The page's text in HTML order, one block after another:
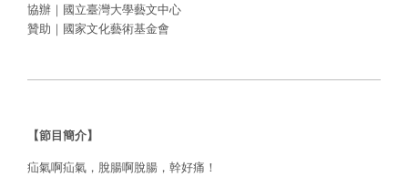
協辦｜國立臺灣大學藝文中心
贊助｜國家文化藝術基金會
【節目簡介】
疝氣啊疝氣，脫腸啊脫腸，幹好痛！